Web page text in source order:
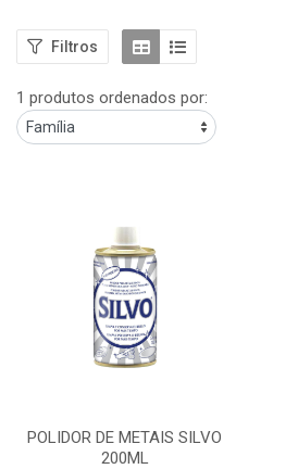
Filtros
1 produtos ordenados por:
POLIDOR DE METAIS SILVO
200ML